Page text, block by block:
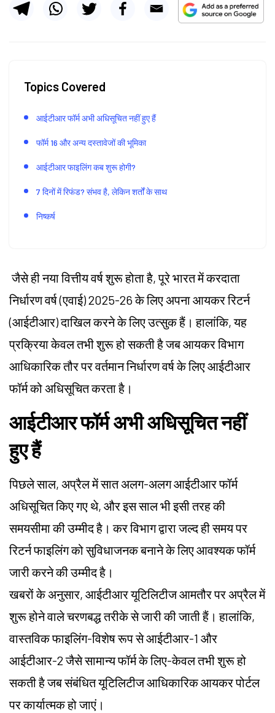
Topics Covered
आईटीआर फॉर्म अभी अधिसूचित नहीं हुए हैं
फॉर्म 16 और अन्य दस्तावेजों की भूमिका
आईटीआर फाइलिंग कब शुरू होगी?
7 दिनों में रिफंड? संभव है, लेकिन शर्तों के साथ
निष्कर्ष
जैसे ही नया वित्तीय वर्ष शुरू होता है, पूरे भारत में करदाता
निर्धारण वर्ष (एवाई) 2025-26 के लिए अपना आयकर रिटर्न
(आईटीआर) दाखिल करने के लिए उत्सुक हैं। हालांकि, यह
प्रक्रिया केवल तभी शुरू हो सकती है जब आयकर विभाग
आधिकारिक तौर पर वर्तमान निर्धारण वर्ष के लिए आईटीआर
फॉर्म को अधिसूचित करता है।
आईटीआर फॉर्म अभी अधिसूचित नहीं
हुए हैं
पिछले साल, अप्रैल में सात अलग-अलग आईटीआर फॉर्म
अधिसूचित किए गए थे, और इस साल भी इसी तरह की
समयसीमा की उम्मीद है। कर विभाग द्वारा जल्द ही समय पर
रिटर्न फाइलिंग को सुविधाजनक बनाने के लिए आवश्यक फॉर्म
जारी करने की उम्मीद है।
खबरों के अनुसार, आईटीआर यूटिलिटीज आमतौर पर अप्रैल में
शुरू होने वाले चरणबद्ध तरीके से जारी की जाती हैं। हालांकि,
वास्तविक फाइलिंग-विशेष रूप से आईटीआर-1 और
आईटीआर-2 जैसे सामान्य फॉर्म के लिए-केवल तभी शुरू हो
सकती है जब संबंधित यूटिलिटीज आधिकारिक आयकर पोर्टल
पर कार्यात्मक हो जाएं।